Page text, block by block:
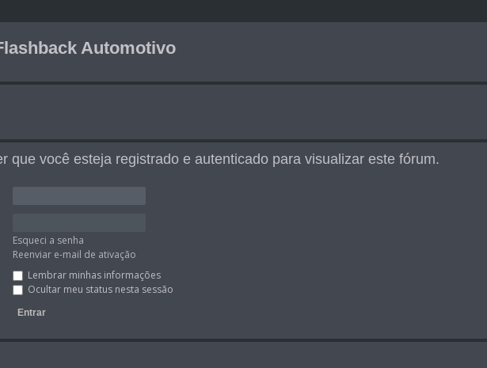
Automotivo
que você esteja registrado e autenticado para visualizar este fórum.
Esqueci a senha
Reenviar e-mail de ativação
Lembrar minhas informações
Ocultar meu status nesta sessão